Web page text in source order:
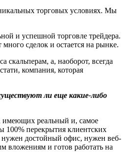
торговых условиях. Мы
и успешной торговле трейдера.
сделок и остается на рынке.
а, наоборот, всегда
компания, которая
ли еще какие-либо
имеющих реальный и, самое
100% перекрытия клиентских
нужен достойный офис, нужен веб-
вложениям и готов работать на